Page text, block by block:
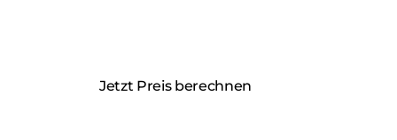
Jetzt Preis berechnen